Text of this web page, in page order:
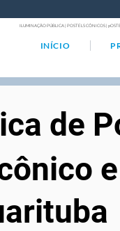
ILUMINAÇÃO PÚBLICA | POSTELS CÔNICOS |
INÍCIO
de